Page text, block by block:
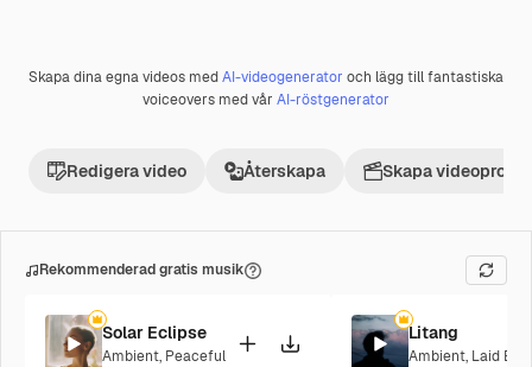
Premie
Skapa dina egna videos medAI-videogenerator och lägg till fantastiska
voiceovers med vår AI-röstgenerator
Redigera video Återskapa Skapa
Rekommenderad gratis musik
Solar Eclipse
Ambient, Peaceful
Litang
Ambient, Laid